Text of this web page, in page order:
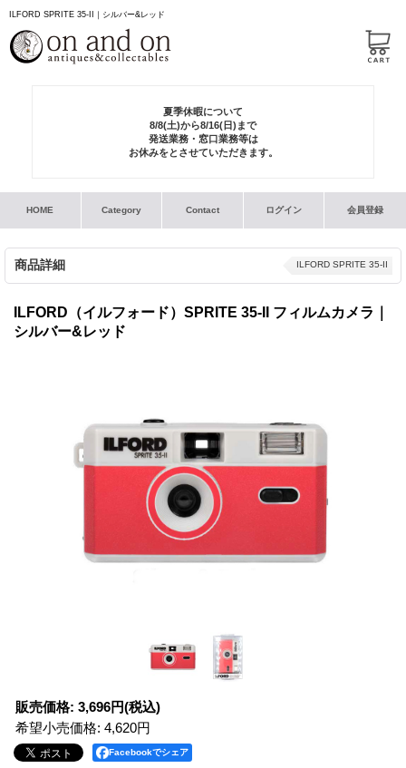
ILFORD SPRITE 35-II｜シルバー&レッド
夏季休暇について
8/8(土)から8/16(日)まで
発送業務・窓口業務等は
お休みをとさせていただきます。
HOME Category Contact ログイン 会員登録
商品詳細 ILFORD SPRITE 35-II
ILFORD（イルフォード）SPRITE 35-II フィルムカメラ｜
シルバー&レッド
販売価格: 3,696円(税込)
希望小売価格: 4,620円
Facebookでシェア